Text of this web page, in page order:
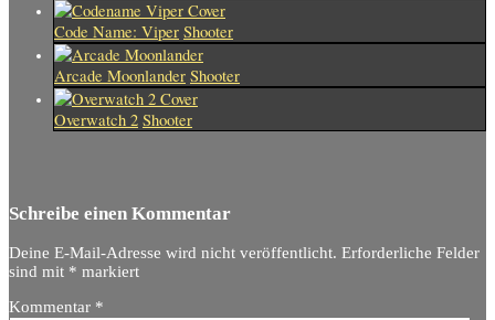
Code Name: Viper Shooter
Arcade Moonlander Shooter
Overwatch 2 Shooter
Schreibe einen Kommentar
Deine E-Mail-Adresse wird nicht veröffentlicht. Erforderliche Felder
sind mit * markiert
Kommentar *